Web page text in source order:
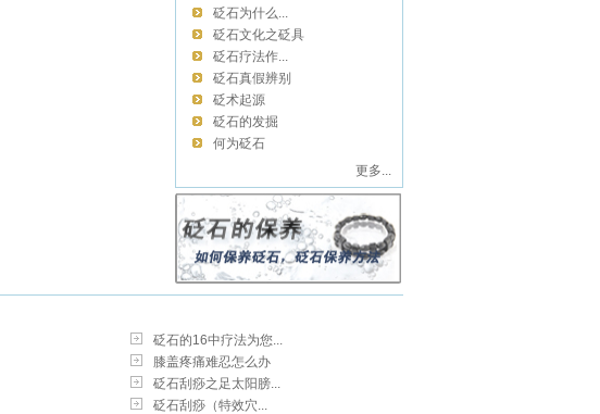
砭石为什么...
砭石文化之砭具
砭石疗法作...
砭石真假辨别
砭术起源
砭石的发掘
何为砭石
更多...
砭石的16中疗法为您...
膝盖疼痛难忍怎么办
砭石刮痧之足太阳膀...
砭石刮痧（特效穴...